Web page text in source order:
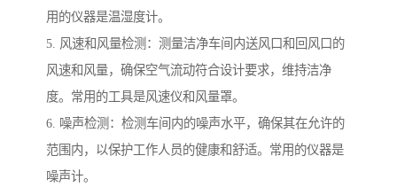
用的仪器是温湿度计。
5. 风速和风量检测：测量洁净车间内送风口和回风口的
风速和风量，确保空气流动符合设计要求，维持洁净
度。常用的工具是风速仪和风量罩。
6. 噪声检测：检测车间内的噪声水平，确保其在允许的
范围内，以保护工作人员的健康和舒适。常用的仪器是
噪声计。